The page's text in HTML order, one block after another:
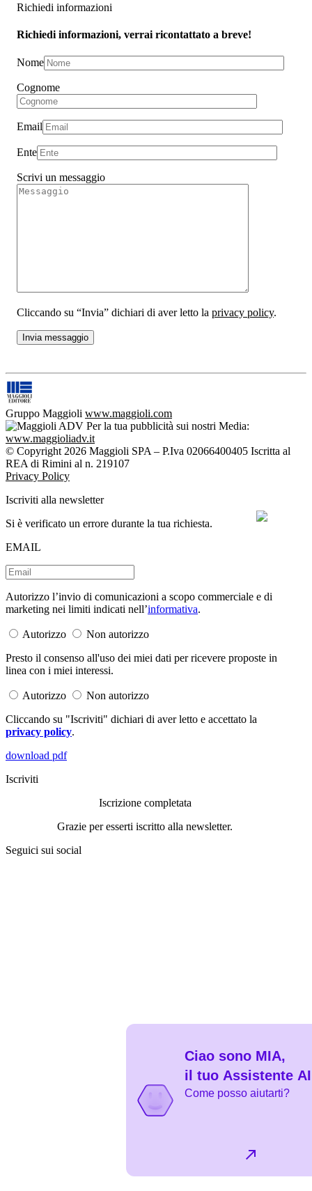
Richiedi informazioni
Richiedi informazioni, verrai ricontattato a breve!
Nome
Cognome
Email
Ente
Scrivi un messaggio
Cliccando su “Invia” dichiari di aver letto la privacy policy.
Gruppo Maggioli www.maggioli.com
Per la tua pubblicità sui nostri Media:
www.maggioliadv.it
© Copyright 2026 Maggioli SPA – P.Iva 02066400405 Iscritta al
REA di Rimini al n. 219107
Privacy Policy
Iscriviti alla newsletter
Si è verificato un errore durante la tua richiesta.
EMAIL
Autorizzo l’invio di comunicazioni a scopo commerciale e di
marketing nei limiti indicati nell’informativa.
Autorizzo
Non autorizzo
Presto il consenso all'uso dei miei dati per ricevere proposte in
linea con i miei interessi.
Autorizzo
Non autorizzo
Cliccando su "Iscriviti" dichiari di aver letto e accettato la
privacy policy.
download pdf
Iscriviti
Iscrizione completata
Grazie per esserti iscritto alla newsletter.
Seguici sui social
Ciao sono MIA,
il tuo Assistente
Come posso aiutarti?